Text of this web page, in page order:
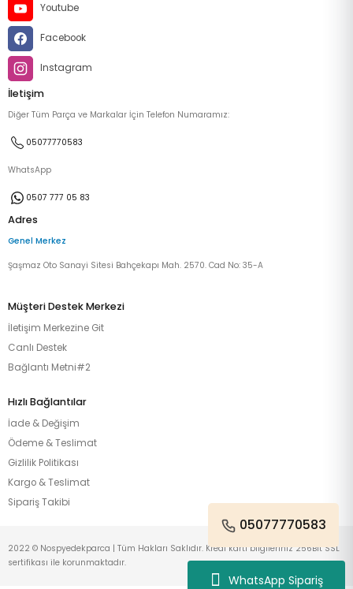
WhatsApp Sipariş
Youtube
Facebook
Instagram
İletişim
Diğer Tüm Parça ve Markalar İçin Telefon Numaramız:
05077770583
WhatsApp
0507 777 05 83
Adres
Genel Merkez
Şaşmaz Oto Sanayi Sitesi Bahçekapı Mah. 2570. Cad No: 35-A
Müşteri Destek Merkezi
İletişim Merkezine Git
Canlı Destek
Bağlantı Metni#2
Hızlı Bağlantılar
İade & Değişim
Ödeme & Teslimat
Gizlilik Politikası
Kargo & Teslimat
Sipariş Takibi
05077770583
2022 © Nospyedekparca | Tüm Hakları Saklıdır. Kredi kartı bilgileriniz 256Bit SSL
sertifikası ile korunmaktadır.